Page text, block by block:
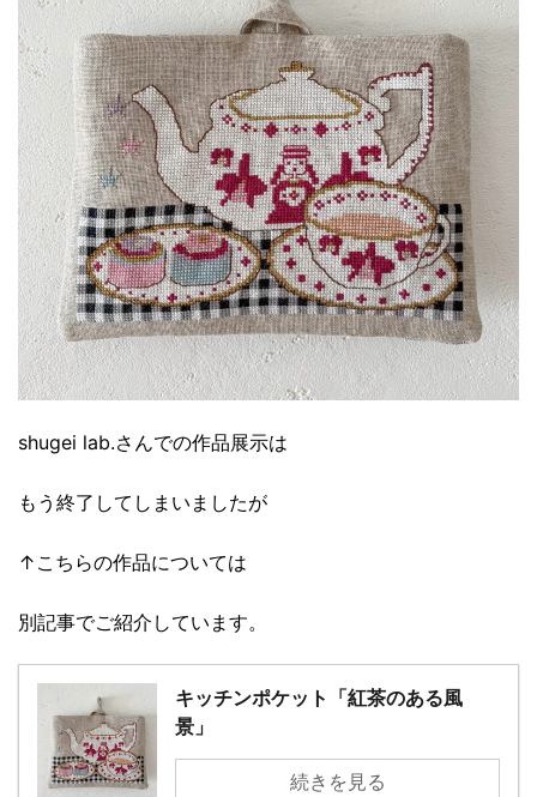
shugei lab.さんでの作品展示は
もう終了してしまいましたが
↑こちらの作品については
別記事でご紹介しています。
キッチンポケット「紅茶のある風
景」
続きを見る